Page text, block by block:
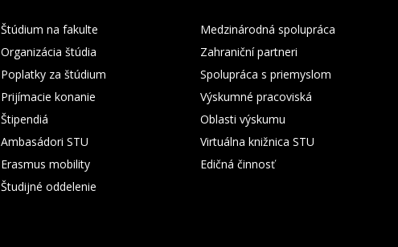
Štúdium na fakulte
Organizácia štúdia
Poplatky za štúdium
Prijímacie konanie
Štipendiá
Ambasádori STU
Erasmus mobility
Študijné oddelenie
Medzinárodná spolupráca
Zahraniční partneri
Spolupráca s priemyslom
Výskumné pracoviská
Oblasti výskumu
Virtuálna knižnica STU
Edičná činnosť